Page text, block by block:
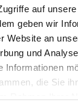
auf
geben wir
Website an
und
Informationen
die Sie